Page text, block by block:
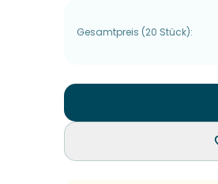
Gesamtpreis (20 Stück):